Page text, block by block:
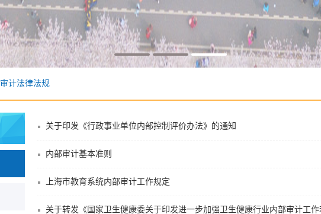
审计法律法规
关于印发《行政事业单位内部控制评价办法》的通知
内部审计基本准则
上海市教育系统内部审计工作规定